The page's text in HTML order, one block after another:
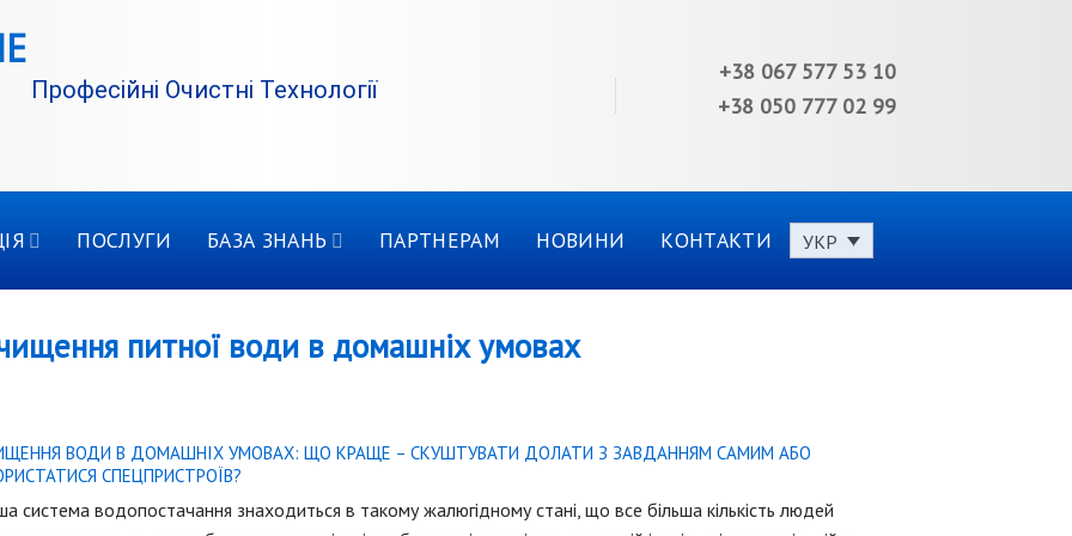
Професійні Очистні Технології
+38 067 577 53 10
+38 050 777 02 99
ПОСЛУГИ БАЗА ЗНАНЬ ПАРТНЕРАМ НОВИНИ КОНТАКТИ УКР
питної води в домашніх умовах
ВОДИ В ДОМАШНІХ УМОВАХ: ЩО КРАЩЕ – СКУШТУВАТИ ДОЛАТИ З ЗАВДАННЯМ САМИМ АБО
СПЕЦПРИСТРОЇВ?
система водопостачання знаходиться в такому жалюгідному стані, що все більша кількість людей